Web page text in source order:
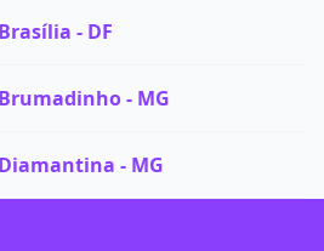
- DF
- MG
- MG